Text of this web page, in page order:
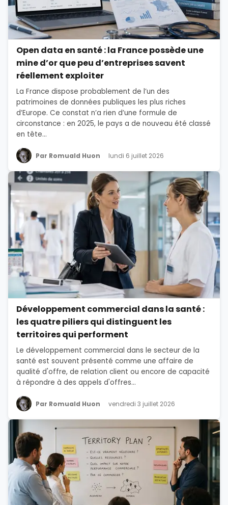
Open data en santé : la France possède une
mine d’or que peu d’entreprises savent
réellement exploiter
La France dispose probablement de l’un des
patrimoines de données publiques les plus riches
d’Europe. Ce constat n’a rien d’une formule de
circonstance : en 2025, le pays a de nouveau été classé
en tête...
Par Romuald Huon lundi 6 juillet 2026
Développement commercial dans la santé :
les quatre piliers qui distinguent les
territoires qui performent
Le développement commercial dans le secteur de la
santé est souvent présenté comme une affaire de
qualité d'offre, de relation client ou encore de capacité
à répondre à des appels d'offres...
Par Romuald Huon vendredi 3 juillet 2026